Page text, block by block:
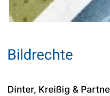
Bildrechte
Dinter, Kreißig &